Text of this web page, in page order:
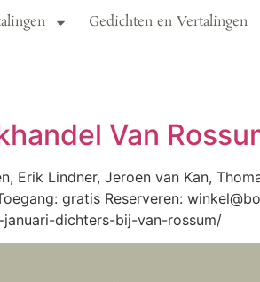
Gedichten en Vertalingen
Van
Erik Lindner, Jeroen van Kan,
gratis Reserveren:
dichters-bij-van-rossum/